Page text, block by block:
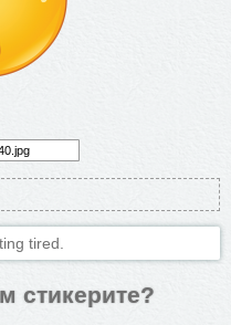
tired.
стикерите?